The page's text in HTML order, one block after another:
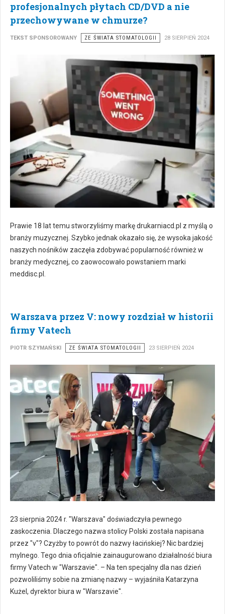
profesjonalnych płytach CD/DVD a nie
przechowywane w chmurze?
TEKST SPONSOROWANY ZE ŚWIATA STOMATOLOGII 28 SIERPIEŃ 2024
Prawie 18 lat temu stworzyliśmy markę drukarniacd.pl z myślą o
branży muzycznej. Szybko jednak okazało się, że wysoka jakość
naszych nośników zaczęła zdobywać popularność również w
branży medycznej, co zaowocowało powstaniem marki
meddisc.pl.
Warszava przez V: nowy rozdział w historii
firmy Vatech
PIOTR SZYMAŃSKI ZE ŚWIATA STOMATOLOGII 23 SIERPIEŃ 2024
23 sierpnia 2024 r. "Warszava" doświadczyła pewnego
zaskoczenia. Dlaczego nazwa stolicy Polski została napisana
przez "v"? Czyżby to powrót do nazwy łacińskiej? Nic bardziej
mylnego. Tego dnia oficjalnie zainaugurowano działalność biura
firmy Vatech w "Warszavie". – Na ten specjalny dla nas dzień
pozwoliliśmy sobie na zmianę nazwy – wyjaśniła Katarzyna
Kużel, dyrektor biura w "Warszavie".